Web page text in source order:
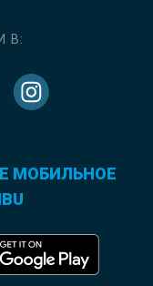
В:
МОБИЛЬНОЕ